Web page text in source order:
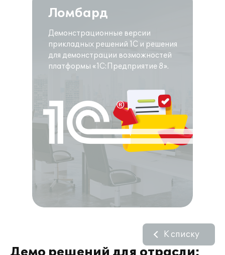
Ломбард
Демонстрационные версии
прикладных решений 1С и решения
для демонстрации возможностей
платформы «1С:Предприятие 8».
К списку